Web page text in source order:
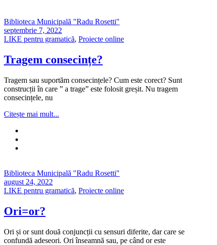
Biblioteca Municipală "Radu Rosetti"
septembrie 7, 2022
LIKE pentru gramatică, Proiecte online
Tragem consecințe?
Tragem sau suportăm consecințele? Cum este corect? Sunt
construcții în care ” a trage” este folosit greșit. Nu tragem
consecințele, nu
Citește mai mult...
Biblioteca Municipală "Radu Rosetti"
august 24, 2022
LIKE pentru gramatică, Proiecte online
Ori=or?
Ori și or sunt două conjuncții cu sensuri diferite, dar care se
confundă adeseori. Ori înseamnă sau, pe când or este